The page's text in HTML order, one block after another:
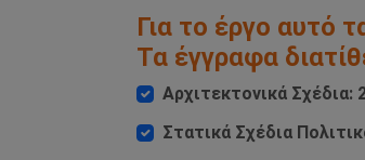
Για το έργο αυτό
Τα έγγραφα
Αρχιτεκτονικά Σχέδια:
Στατικά Σχέδια